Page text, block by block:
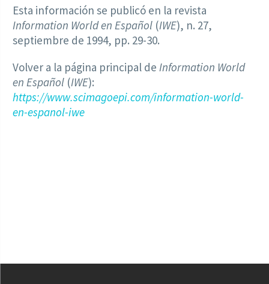
Esta información se publicó en la revista
Information World en Español (IWE), n. 27,
septiembre de 1994, pp. 29-30.
Volver a la página principal de Information World
en Español (IWE):
https://www.scimagoepi.com/information-world-
en-espanol-iwe